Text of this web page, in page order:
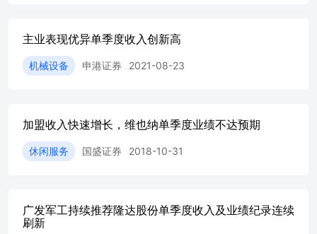
AI收入人民币6.5亿元（25Q3/Q4为3/3.4亿）。26年3月，可
60%，C端订阅收入占比约为40%；整体海内外收入拆分比
政策及监管风险，宏观经济恢复较慢的风险，短视频竞争格
险，不同业务在商业发展中博弈的风险，估值的风险。 免责
采用的数据均来自合规渠道；分析逻辑基于作者的职业理解
归国信证券股份有限公司（以下简称“我公司”）所有。本报
主业表现优异单季度收入创新高
机械设备 申港证券 2021-08-23
加盟收入快速增长，维也纳单季度业绩不达预期
休闲服务 国盛证券 2018-10-31
广发军工持续推荐隆达股份单季度收入及业绩纪录连续
刷新